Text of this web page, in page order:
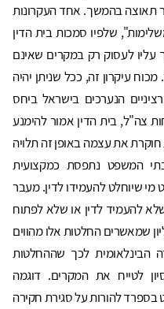
תאוצה בהמשך. אחד העקרונות
שלפיו סמכות בית הדין
עליו לעסוק רק במקרים שאינם
עיקרון זה, ככל שניתן יהיה
הנערכים בישראל ביחס
צה"ל, בית הדין אמור להימנע
את עצמה באופן זה תלויה
המשפט נתפסת כמקצועית
שיוחלט להעמידו לדין. מעבר
להעמיד לדין או שלא לפתוח
שמאשרים החלטות אלו מהווים
הבינלאומית לכך שההחלטות
לטייח את המקרים. דוגמה
להורות על סגירת חקירה